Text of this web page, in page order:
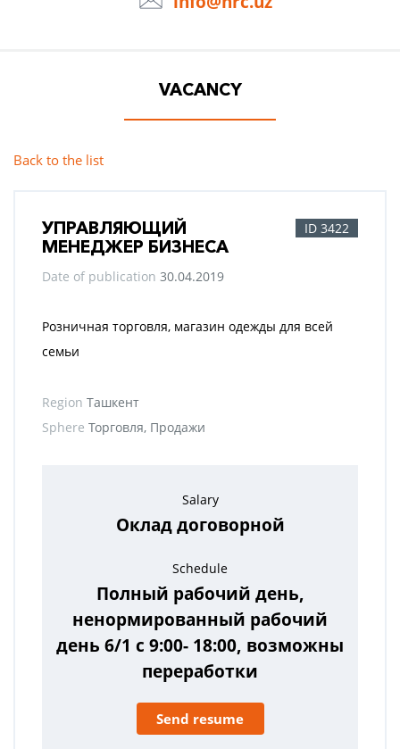
VACANCY
Back to the list
УПРАВЛЯЮЩИЙ
МЕНЕДЖЕР БИЗНЕСА
ID 3422
Date of publication 30.04.2019
Розничная торговля, магазин одежды для всей
семьи
Region Ташкент
Sphere Торговля, Продажи
Salary
Оклад договорной
Schedule
Полный рабочий день,
ненормированный рабочий
день 6/1 с 9:00- 18:00, возможны
переработки
Send resume